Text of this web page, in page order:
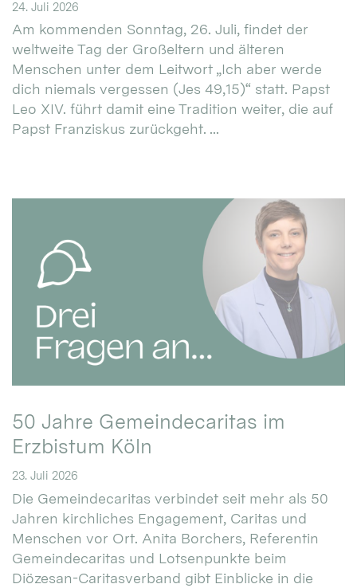
24. Juli 2026
Am kommenden Sonntag, 26. Juli, findet der
weltweite Tag der Großeltern und älteren
Menschen unter dem Leitwort „Ich aber werde
dich niemals vergessen (Jes 49,15)“ statt. Papst
Leo XIV. führt damit eine Tradition weiter, die auf
Papst Franziskus zurückgeht. ...
50 Jahre Gemeindecaritas im
Erzbistum Köln
23. Juli 2026
Die Gemeindecaritas verbindet seit mehr als 50
Jahren kirchliches Engagement, Caritas und
Menschen vor Ort. Anita Borchers, Referentin
Gemeindecaritas und Lotsenpunkte beim
Diözesan-Caritasverband gibt Einblicke in die